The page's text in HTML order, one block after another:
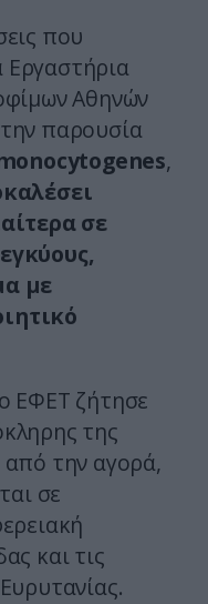
που
Αθηνών
παρουσία
,
σε
με
ΕΦΕΤ ζήτησε
της
από την αγορά,
σε
και τις